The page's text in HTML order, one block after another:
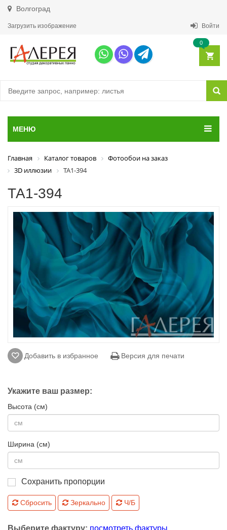
Волгоград
Загрузить изображение Войти
0
МЕНЮ
Главная Каталог товаров
Фотообои на заказ
3D иллюзии
ТА1-394
ТА1-394
Добавить в избранное Версия для печати
Укажите ваш размер:
Высота (см)
Ширина (см)
Сохранить пропорции
Сбросить Зеркально Ч/Б